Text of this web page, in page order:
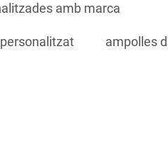
amb marca
ampolles